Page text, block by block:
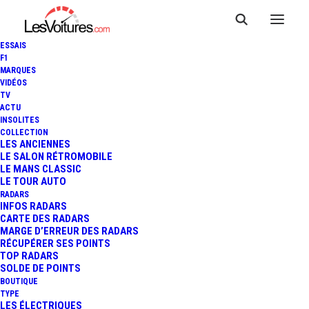
ESSAIS
F1
MARQUES
VIDÉOS
TV
ACTU
INSOLITES
COLLECTION
LES ANCIENNES
LE SALON RÉTROMOBILE
LE MANS CLASSIC
LE TOUR AUTO
RADARS
INFOS RADARS
CARTE DES RADARS
MARGE D’ERREUR DES RADARS
RÉCUPÉRER SES POINTS
TOP RADARS
SOLDE DE POINTS
BOUTIQUE
TYPE
LES ÉLECTRIQUES
24 janvier 2015
PEUGEOT RCZ R BIMOTA